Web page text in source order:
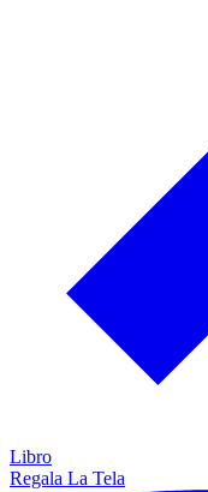
Libro
Regala La Tela